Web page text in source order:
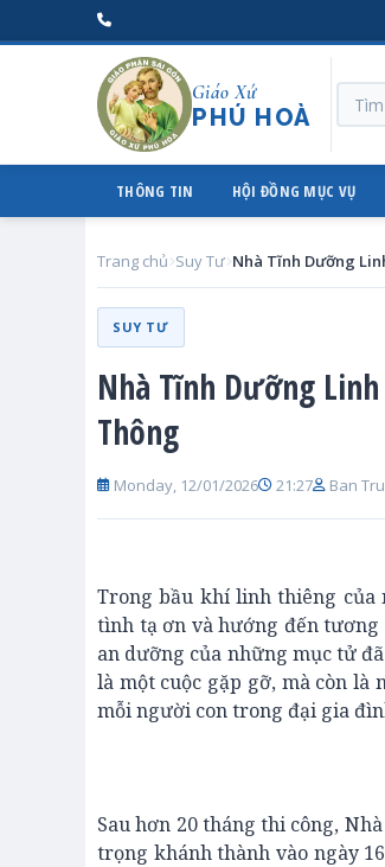
Giáo Xứ
PHÚ HOÀ
THÔNG TIN HỘI ĐỒNG MỤC VỤ
Trang chủ Suy Tư
SUY TƯ
Nhà Tĩnh Dưỡng
Thông
Monday, 12/01/2026 21:27 Ban
Trong bầu khí linh thiêng
tình tạ ơn và hướng đến
an dưỡng của những mục tử
là một cuộc gặp gỡ, mà còn là
mỗi người con trong đại gia
Sau hơn 20 tháng thi công,
trọng khánh thành vào ngày